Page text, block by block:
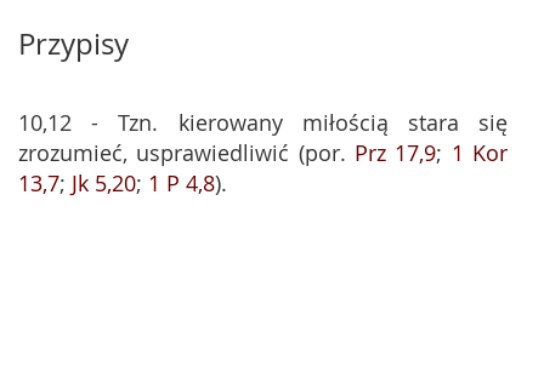
Przypisy
10,12 - Tzn. kierowany miłością stara się
zrozumieć, usprawiedliwić (por. Prz 17,9; 1 Kor
13,7; Jk 5,20; 1 P 4,8).